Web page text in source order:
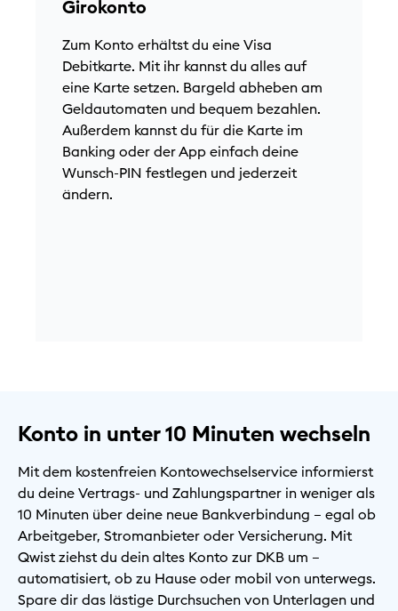
Girokonto
Zum Konto erhältst du eine Visa
Debitkarte. Mit ihr kannst du alles auf
eine Karte setzen. Bargeld abheben am
Geldautomaten und bequem bezahlen.
Außerdem kannst du für die Karte im
Banking oder der App einfach deine
Wunsch-PIN festlegen und jederzeit
ändern.
Konto in unter 10 Minuten wechseln
Mit dem kostenfreien Kontowechselservice informierst
du deine Vertrags- und Zahlungspartner in weniger als
10 Minuten über deine neue Bankverbindung – egal ob
Arbeitgeber, Stromanbieter oder Versicherung. Mit
Qwist ziehst du dein altes Konto zur DKB um –
automatisiert, ob zu Hause oder mobil von unterwegs.
Spare dir das lästige Durchsuchen von Unterlagen und